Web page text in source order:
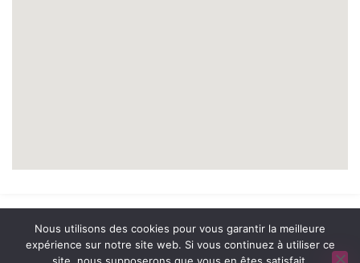
NOUVEAUSOFT.COM
Nous utilisons des cookies pour vous garantir la meilleure
expérience sur notre site web. Si vous continuez à utiliser ce